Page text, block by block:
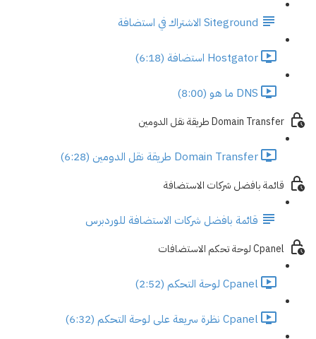
Siteground الاشتراك في استضافة
Hostgator استضافة (6:18)
DNS ما هو (8:00)
Domain Transfer طريقة نقل الدومين
Domain Transfer طريقة نقل الدومين (6:28)
قائمة بافضل شركات الاستضافة
قائمة بافضل شركات الاستضافة للوردبرس
Cpanel لوحة تحكم الاستضافات
Cpanel لوحة التحكم (2:52)
Cpanel نظرة سريعة على لوحة التحكم (6:32)